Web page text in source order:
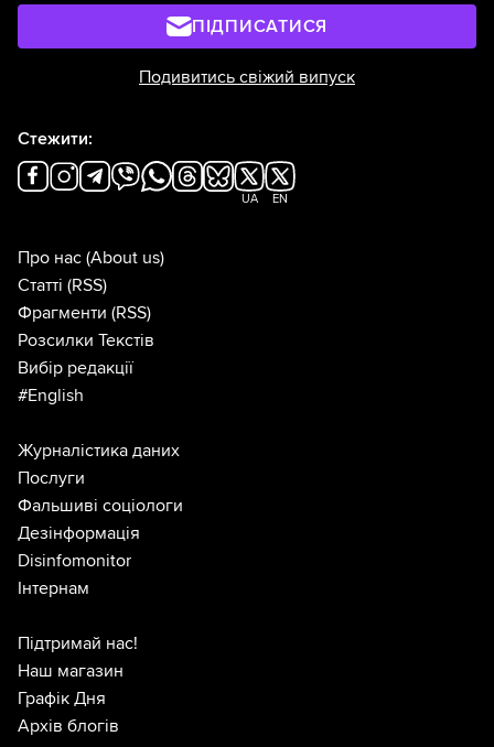
ПІДПИСАТИСЯ
Подивитись свіжий випуск
Стежити:
UA EN
Про нас (About us)
Статті (RSS)
Фрагменти (RSS)
Розсилки Текстів
Вибір редакції
#English
Журналістика даних
Послуги
Фальшиві соціологи
Дезінформація
Disinfomonitor
Інтернам
Підтримай нас!
Наш магазин
Графік Дня
Архів блогів